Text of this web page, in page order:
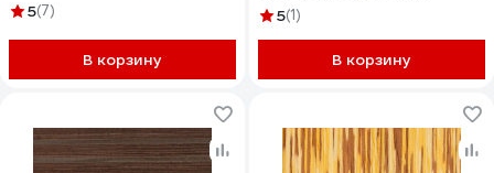
5(7)
В корзину
5(1)
В корзину